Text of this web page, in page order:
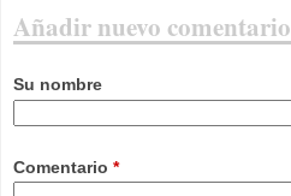
Añadir nuevo comentario
Su nombre
Comentario *